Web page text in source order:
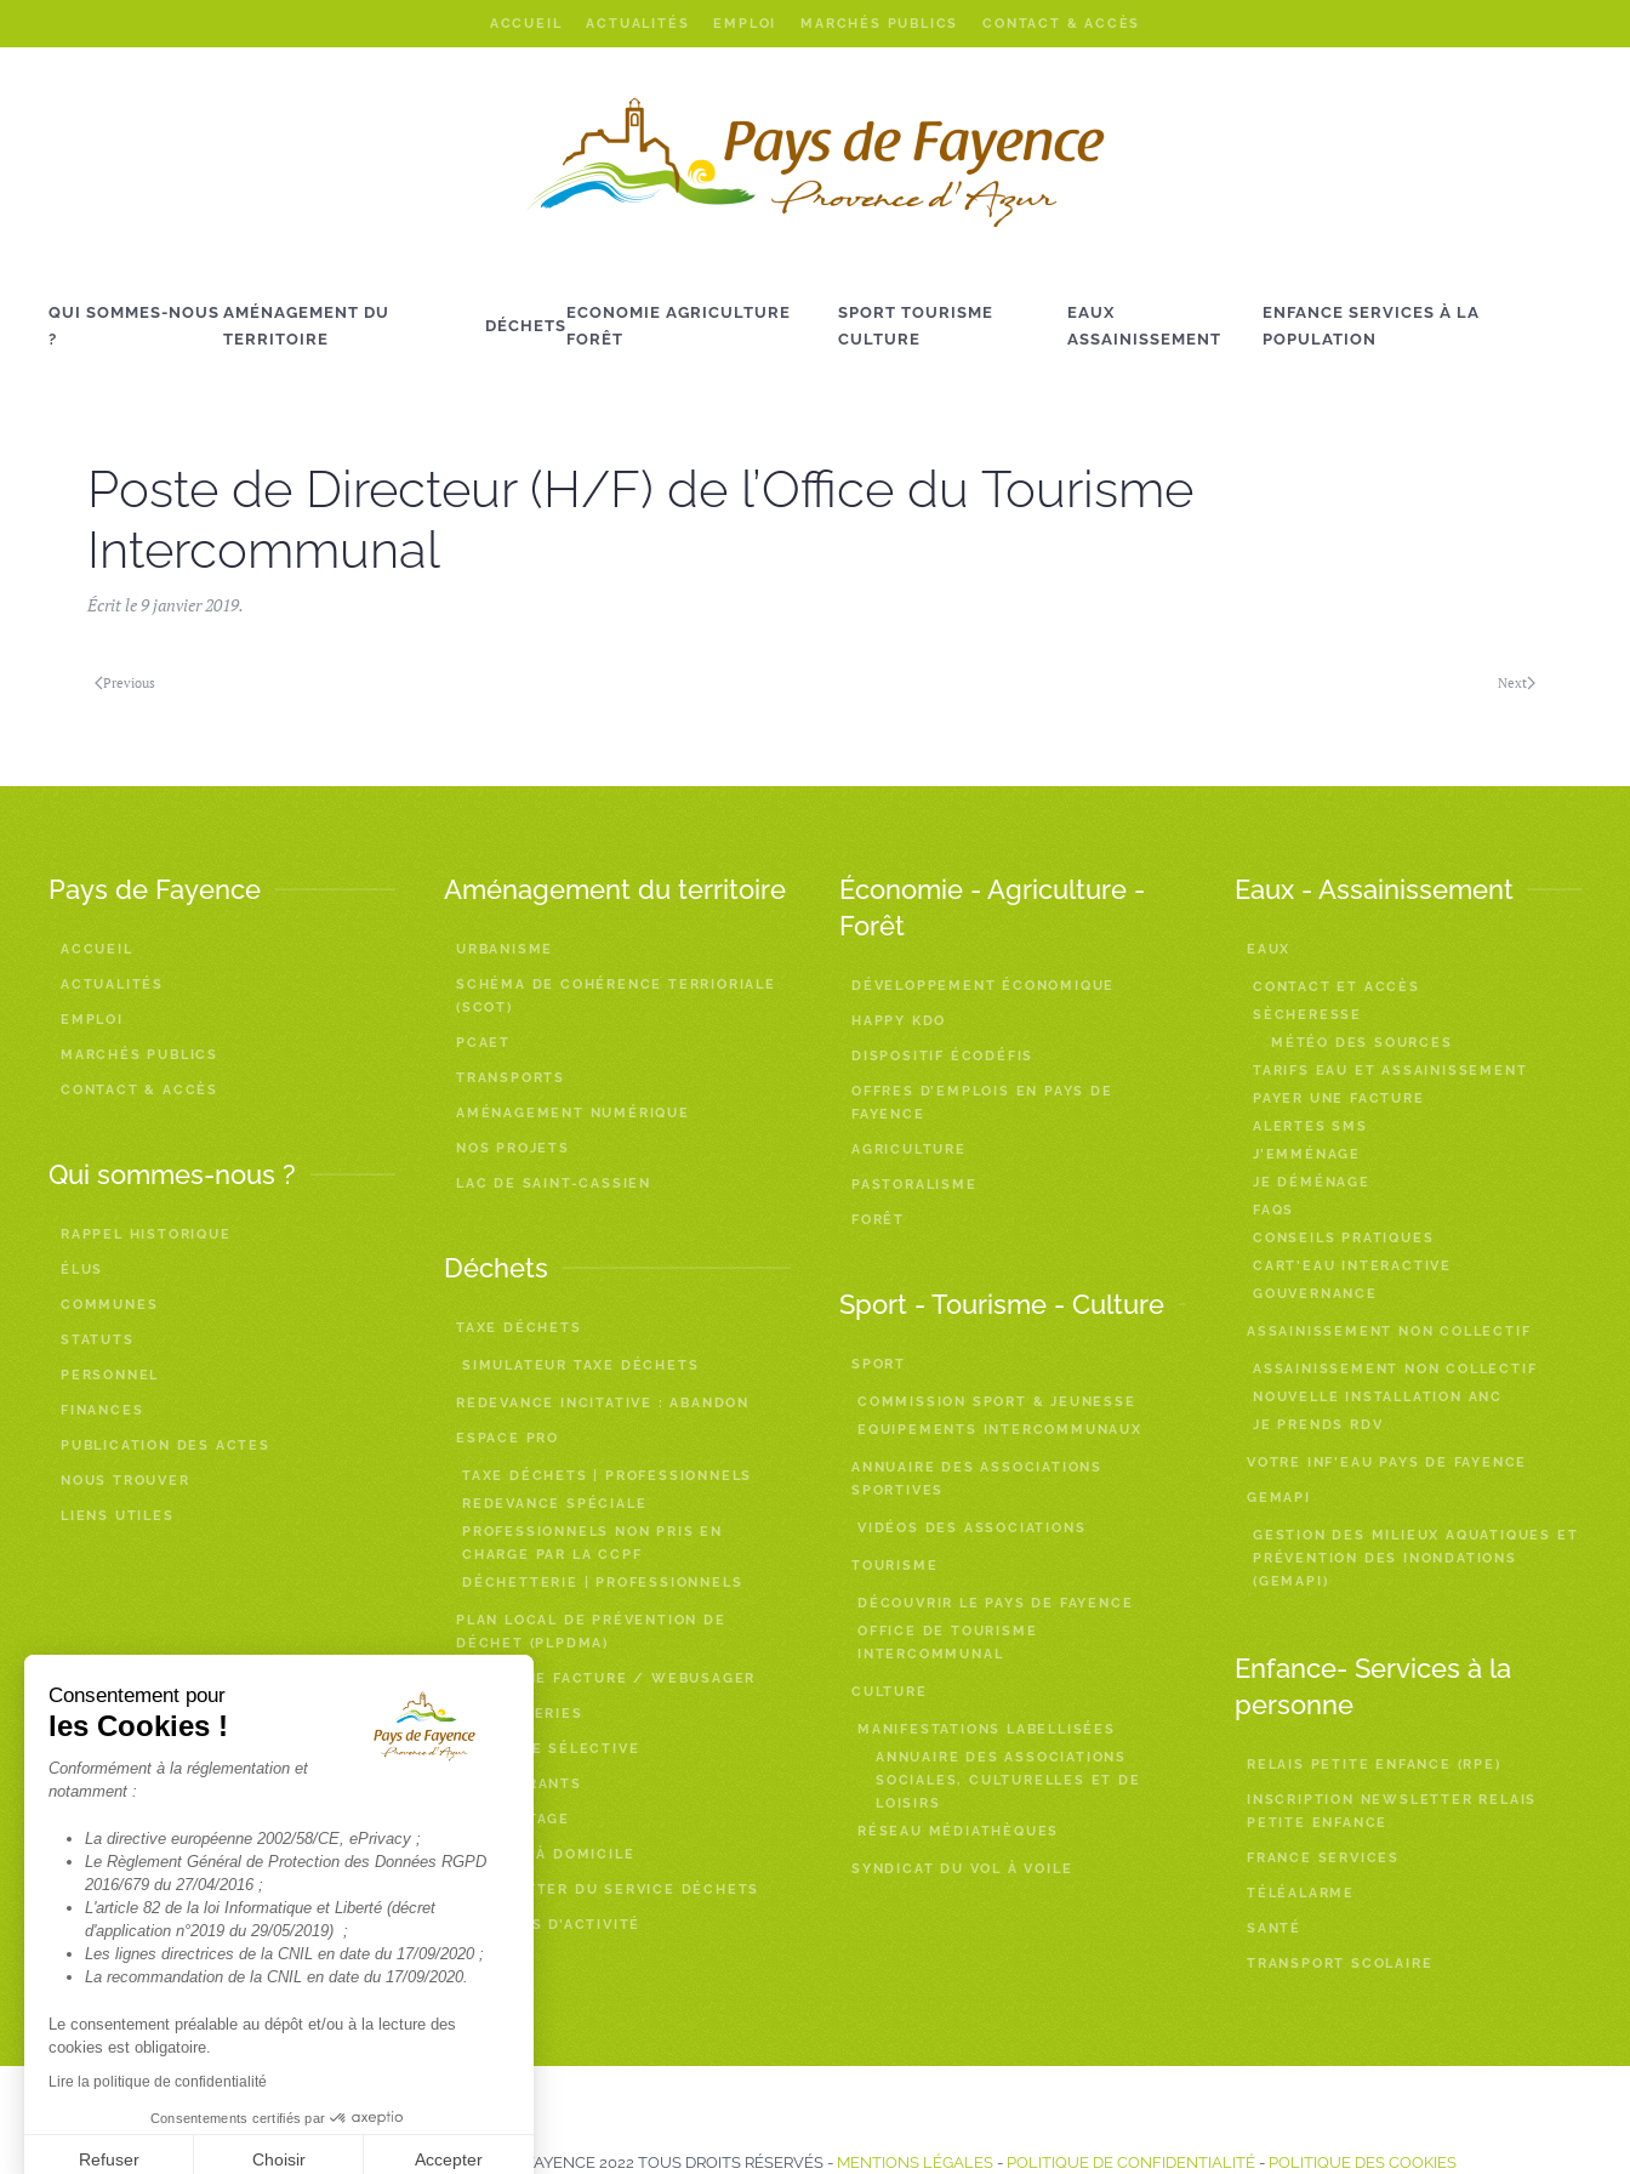
Consentement pour
les Cookies !
Conformément à la réglementation et
notamment :
La directive européenne 2002/58/CE, ePrivacy ;
Le Règlement Général de Protection des Données RGPD
2016/679 du 27/04/2016 ;
L'article 82 de la loi Informatique et Liberté (décret
d'application n°2019 du 29/05/2019) ;
Les lignes directrices de la CNIL en date du 17/09/2020 ;
La recommandation de la CNIL en date du 17/09/2020.
Le consentement préalable au dépôt et/ou à la lecture des
cookies est obligatoire.
Lire la politique de confidentialité
Consentements certifiés par
Refuser Choisir Accepter
ACCUEIL ACTUALITÉS EMPLOI MARCHÉS PUBLICS CONTACT & ACCÈS
QUI SOMMES-NOUS
?
AMÉNAGEMENT DU
TERRITOIRE
DÉCHETS
ECONOMIE AGRICULTURE
FORÊT
SPORT TOURISME
CULTURE
EAUX
ASSAINISSEMENT
ENFANCE SERVICES À LA
POPULATION
Poste de Directeur (H/F) de l’Office du Tourisme
Intercommunal
Écrit le9 janvier 2019.
Previous Next
Pays de Fayence
ACCUEIL
ACTUALITÉS
EMPLOI
MARCHÉS PUBLICS
CONTACT & ACCÈS
Qui sommes-nous ?
RAPPEL HISTORIQUE
ÉLUS
COMMUNES
STATUTS
PERSONNEL
FINANCES
PUBLICATION DES ACTES
NOUS TROUVER
LIENS UTILES
Aménagement du territoire
URBANISME
SCHÉMA DE COHÉRENCE TERRIORIALE
(SCOT)
PCAET
TRANSPORTS
AMÉNAGEMENT NUMÉRIQUE
NOS PROJETS
LAC DE SAINT-CASSIEN
Déchets
TAXE DÉCHETS
SIMULATEUR TAXE DÉCHETS
REDEVANCE INCITATIVE : ABANDON
ESPACE PRO
TAXE DÉCHETS | PROFESSIONNELS
REDEVANCE SPÉCIALE
PROFESSIONNELS NON PRIS EN
CHARGE PAR LA CCPF
DÉCHETTERIE | PROFESSIONNELS
PLAN LOCAL DE PRÉVENTION DE
DÉCHET (PLPDMA)
PAYER UNE FACTURE / WEBUSAGER
DÉCHETTERIES
COLLECTE SÉLECTIVE
ENCOMBRANTS
COMPOSTAGE
BROYAGE À DOMICILE
NEWSLETTER DU SERVICE DÉCHETS
RAPPORTS D’ACTIVITÉ
Économie - Agriculture -
Forêt
DÉVELOPPEMENT ÉCONOMIQUE
HAPPY KDO
DISPOSITIF ÉCODÉFIS
OFFRES D’EMPLOIS EN PAYS DE
FAYENCE
AGRICULTURE
PASTORALISME
FORÊT
Sport - Tourisme - Culture
SPORT
COMMISSION SPORT & JEUNESSE
EQUIPEMENTS INTERCOMMUNAUX
ANNUAIRE DES ASSOCIATIONS
SPORTIVES
VIDÉOS DES ASSOCIATIONS
TOURISME
DÉCOUVRIR LE PAYS DE FAYENCE
OFFICE DE TOURISME
INTERCOMMUNAL
CULTURE
MANIFESTATIONS LABELLISÉES
ANNUAIRE DES ASSOCIATIONS
SOCIALES, CULTURELLES ET DE
LOISIRS
RÉSEAU MÉDIATHÈQUES
SYNDICAT DU VOL À VOILE
Eaux - Assainissement
EAUX
CONTACT ET ACCÈS
SÈCHERESSE
MÉTÉO DES SOURCES
TARIFS EAU ET ASSAINISSEMENT
PAYER UNE FACTURE
ALERTES SMS
J’EMMÉNAGE
JE DÉMÉNAGE
FAQS
CONSEILS PRATIQUES
CART’EAU INTERACTIVE
GOUVERNANCE
ASSAINISSEMENT NON COLLECTIF
ASSAINISSEMENT NON COLLECTIF
NOUVELLE INSTALLATION ANC
JE PRENDS RDV
VOTRE INF’EAU PAYS DE FAYENCE
GEMAPI
GESTION DES MILIEUX AQUATIQUES ET
PRÉVENTION DES INONDATIONS
(GEMAPI)
Enfance- Services à la
personne
RELAIS PETITE ENFANCE (RPE)
INSCRIPTION NEWSLETTER RELAIS
PETITE ENFANCE
FRANCE SERVICES
TÉLÉALARME
SANTÉ
TRANSPORT SCOLAIRE
© COMMUNAUTÉ DE COMMUNES DU PAYS DE FAYENCE 2022 TOUS DROITS RÉSERVÉS - MENTIONS LÉGALES- POLITIQUE DE CONFIDENTIALITÉ- POLITIQUE DES COOKIES